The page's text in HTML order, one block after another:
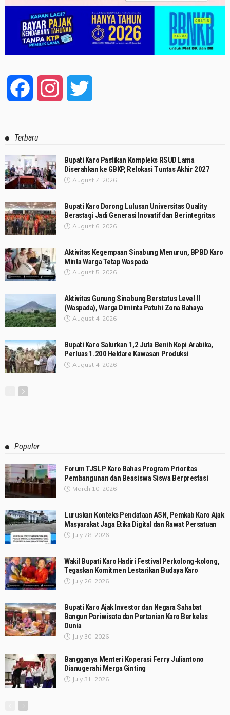
Facebook Instagram
Terbaru
Bupati Karo Pastikan Kompleks RSUD Lama
Diserahkan ke GBKP, Relokasi Tuntas Akhir 2027
August 7, 2026
Bupati Karo Dorong Lulusan Universitas Quality
Berastagi Jadi Generasi Inovatif dan Berintegritas
August 6, 2026
Aktivitas Kegempaan Sinabung Menurun, BPBD Karo
Minta Warga Tetap Waspada
August 5, 2026
Aktivitas Gunung Sinabung Berstatus Level II
(Waspada), Warga Diminta Patuhi Zona Bahaya
August 4, 2026
Bupati Karo Salurkan 1,2 Juta Benih Kopi Arabika,
Perluas 1.200 Hektare Kawasan Produksi
August 4, 2026
Populer
Forum TJSLP Karo Bahas Program Prioritas
Pembangunan dan Beasiswa Siswa Berprestasi
March 10, 2026
Luruskan Konteks Pendataan ASN, Pemkab Karo Ajak
Masyarakat Jaga Etika Digital dan Rawat Persatuan
July 28, 2026
Wakil Bupati Karo Hadiri Festival Perkolong-kolong,
Tegaskan Komitmen Lestarikan Budaya Karo
July 26, 2026
Bupati Karo Ajak Investor dan Negara Sahabat
Bangun Pariwisata dan Pertanian Karo Berkelas
Dunia
July 30, 2026
Bangganya Menteri Koperasi Ferry Juliantono
Dianugerahi Merga Ginting
July 31, 2026